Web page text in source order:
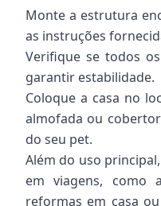
Monte a estrutura
as instruções
Verifique se todos
garantir estabilidade.
Coloque a casa no
almofada ou
do seu pet.
Além do uso
em viagens, como
reformas em casa